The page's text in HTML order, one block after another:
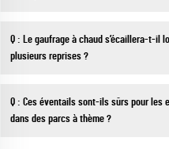
Q : Le gaufrage à chaud s’écaillera-t-il
plusieurs reprises ?
Q : Ces éventails sont-ils sûrs pour les
dans des parcs à thème ?